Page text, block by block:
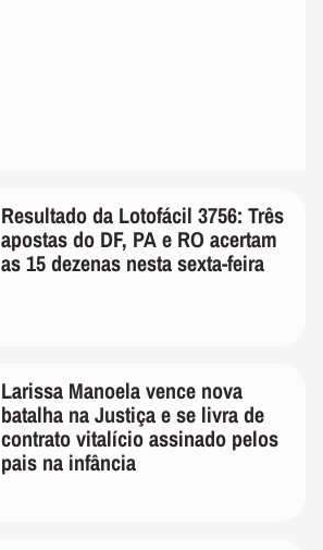
Resultado da Lotofácil 3756: Três
apostas do DF, PA e RO acertam
as 15 dezenas nesta sexta-feira
Larissa Manoela vence nova
batalha na Justiça e se livra de
contrato vitalício assinado pelos
pais na infância